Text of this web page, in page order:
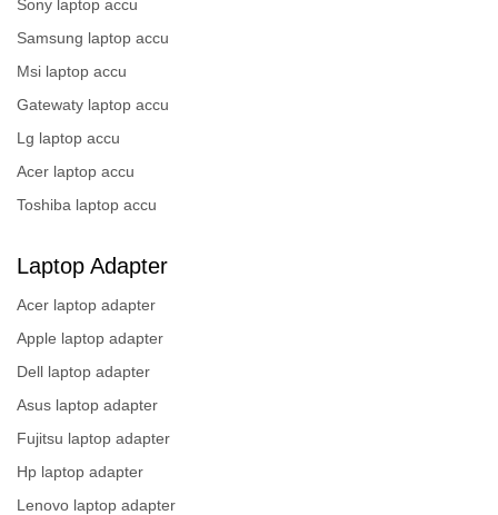
Sony laptop accu
Samsung laptop accu
Msi laptop accu
Gatewaty laptop accu
Lg laptop accu
Acer laptop accu
Toshiba laptop accu
Laptop Adapter
Acer laptop adapter
Apple laptop adapter
Dell laptop adapter
Asus laptop adapter
Fujitsu laptop adapter
Hp laptop adapter
Lenovo laptop adapter